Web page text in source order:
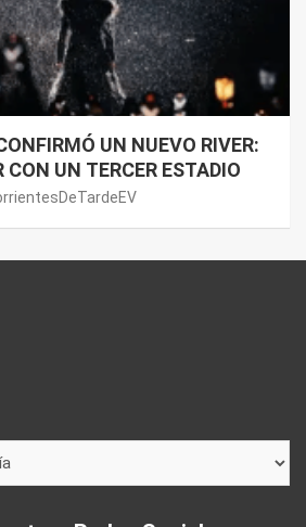
UN NUEVO RIVER:
CON UN TERCER ESTADIO